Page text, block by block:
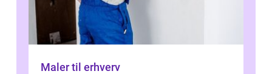
Maler til erhverv